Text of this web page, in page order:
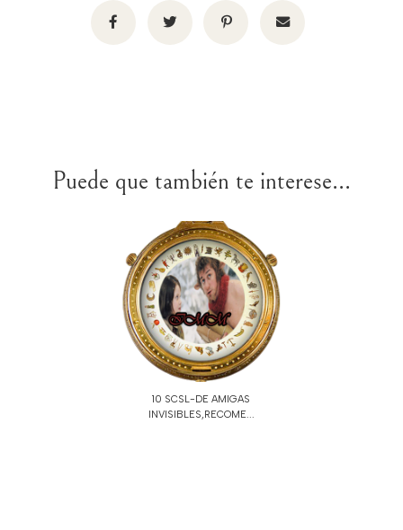
Puede que también te interese...
10 SCSL-DE AMIGAS
INVISIBLES,RECOME...